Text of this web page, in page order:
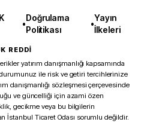
•
Doğrulama
Politikası
•
Yayın
İlkeleri
REDDİ
yatırım danışmanlığı kapsamında
durumunuz ile risk ve getiri tercihlerinize
danışmanlığı sözleşmesi çerçevesinde
ve güncelliği için azami özen
gecikme veya bu bilgilerin
İstanbul Ticaret Odası sorumlu değildir.